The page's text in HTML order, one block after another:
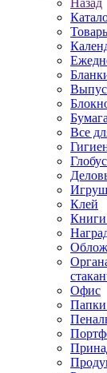
Все
Клей
Книги
Офис
Папки